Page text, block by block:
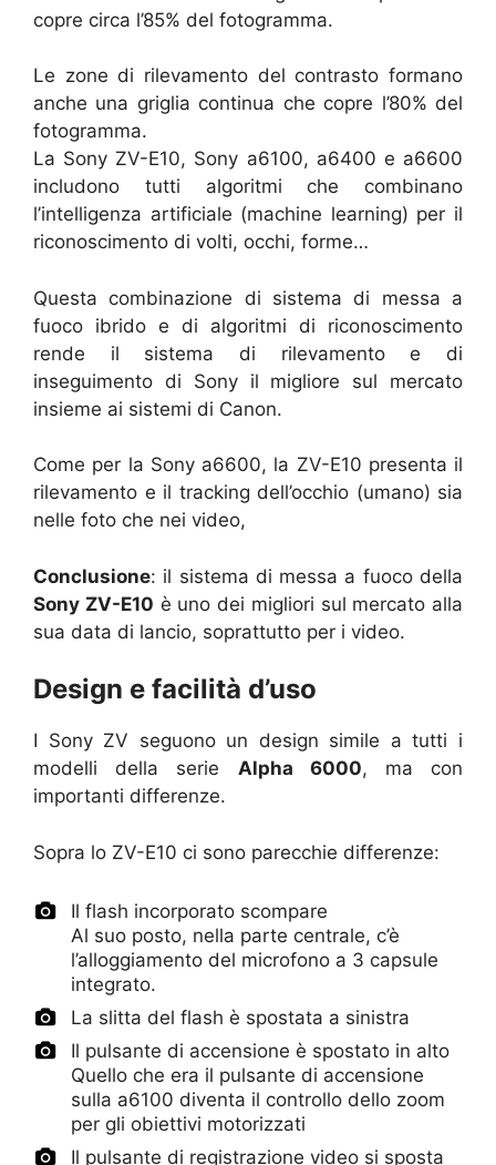
copre circa l’85% del fotogramma.
Le zone di rilevamento del contrasto formano
anche una griglia continua che copre l’80% del
fotogramma.
La Sony ZV-E10, Sony a6100, a6400 e a6600
includono tutti algoritmi che combinano
l’intelligenza artificiale (machine learning) per il
riconoscimento di volti, occhi, forme…
Questa combinazione di sistema di messa a
fuoco ibrido e di algoritmi di riconoscimento
rende il sistema di rilevamento e di
inseguimento di Sony il migliore sul mercato
insieme ai sistemi di Canon.
Come per la Sony a6600, la ZV-E10 presenta il
rilevamento e il tracking dell’occhio (umano) sia
nelle foto che nei video,
Conclusione: il sistema di messa a fuoco della
Sony ZV-E10 è uno dei migliori sul mercato alla
sua data di lancio, soprattutto per i video.
Design e facilità d’uso
I Sony ZV seguono un design simile a tutti i
modelli della serie Alpha 6000, ma con
importanti differenze.
Sopra lo ZV-E10 ci sono parecchie differenze:
Il flash incorporato scompare
Al suo posto, nella parte centrale, c’è
l’alloggiamento del microfono a 3 capsule
integrato.
La slitta del flash è spostata a sinistra
Il pulsante di accensione è spostato in alto
Quello che era il pulsante di accensione
sulla a6100 diventa il controllo dello zoom
per gli obiettivi motorizzati
Il pulsante di registrazione video si sposta